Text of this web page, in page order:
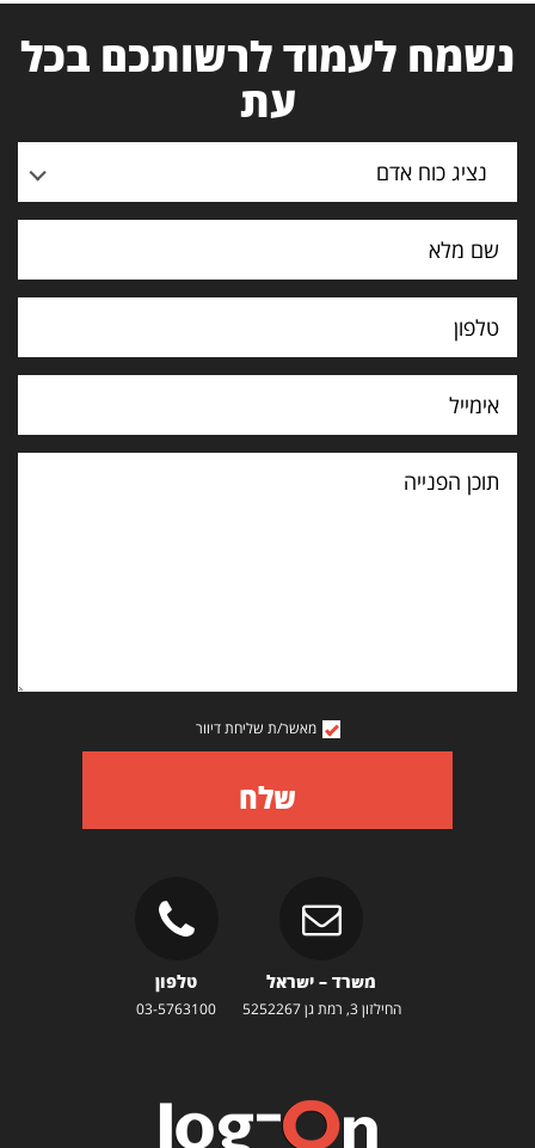
נשמח לעמוד לרשותכם בכל
עת
נציג כוח אדם
תוכן
הפנייה
מאשר/ת שליחת דיוור
שלח
משרד – ישראל
החילזון 3, רמת גן 5252267
טלפון
03-5763100